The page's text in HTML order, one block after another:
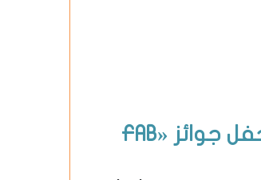
7 جوائز مرموقة للسوق الحرة القطرية خلال حفل جوائز «FAB